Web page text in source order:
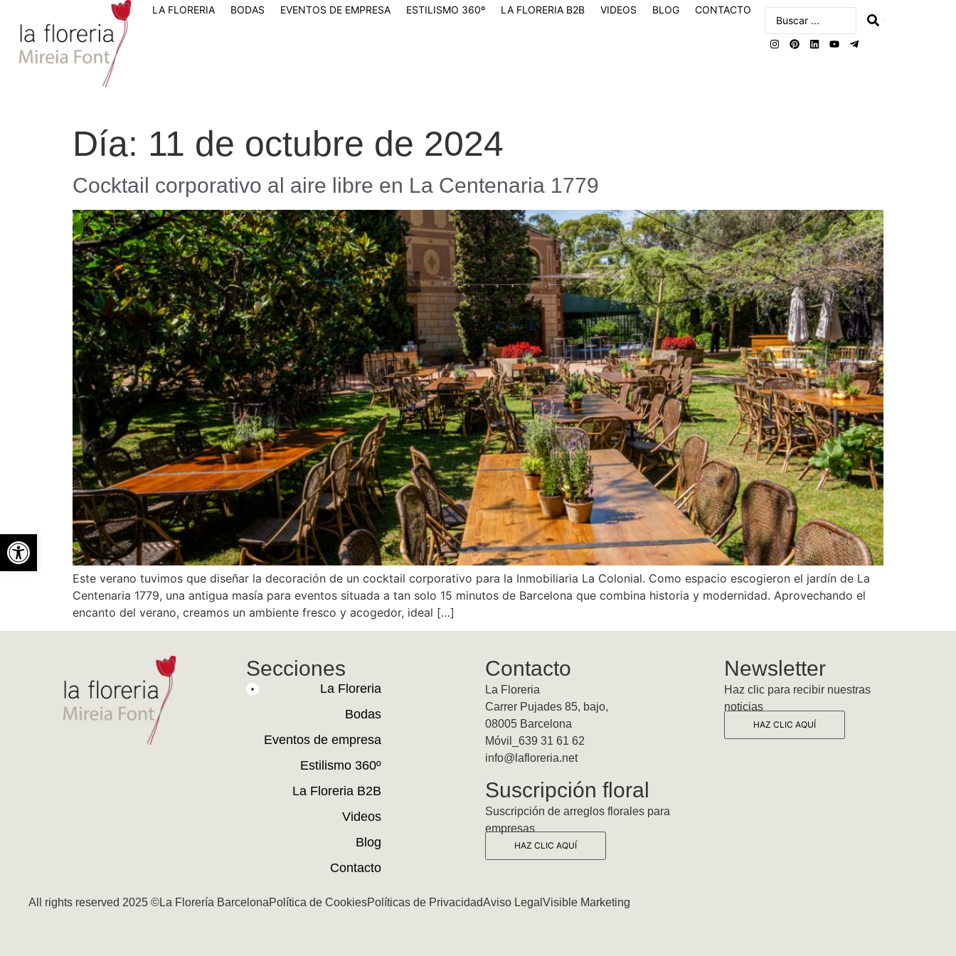
LA FLORERIA BODAS EVENTOS DE EMPRESA ESTILISMO 360º LA FLORERIA B2B VIDEOS BLOG CONTACTO
Día: 11 de octubre de 2024
Cocktail corporativo al aire libre en La Centenaria 1779
Este verano tuvimos que diseñar la decoración de un cocktail corporativo para la Inmobiliaria La Colonial. Como espacio escogieron el jardín de La
Centenaria 1779, una antigua masía para eventos situada a tan solo 15 minutos de Barcelona que combina historia y modernidad. Aprovechando el
encanto del verano, creamos un ambiente fresco y acogedor, ideal […]
Secciones
La Floreria
Bodas
Eventos de empresa
Estilismo 360º
La Floreria B2B
Videos
Blog
Contacto
Contacto
La Floreria
Carrer Pujades 85, bajo,
08005 Barcelona
Móvil_639 31 61 62
info@lafloreria.net
Suscripción floral
Suscripción de arreglos florales para
empresas
HAZ CLIC AQUÍ
Newsletter
Haz clic para recibir nuestras
noticias
HAZ CLIC AQUÍ
All rights reserved 2025 ©La Florería BarcelonaPolítica de CookiesPolíticas de PrivacidadAviso LegalVisible Marketing
Abrir barra de herramientas